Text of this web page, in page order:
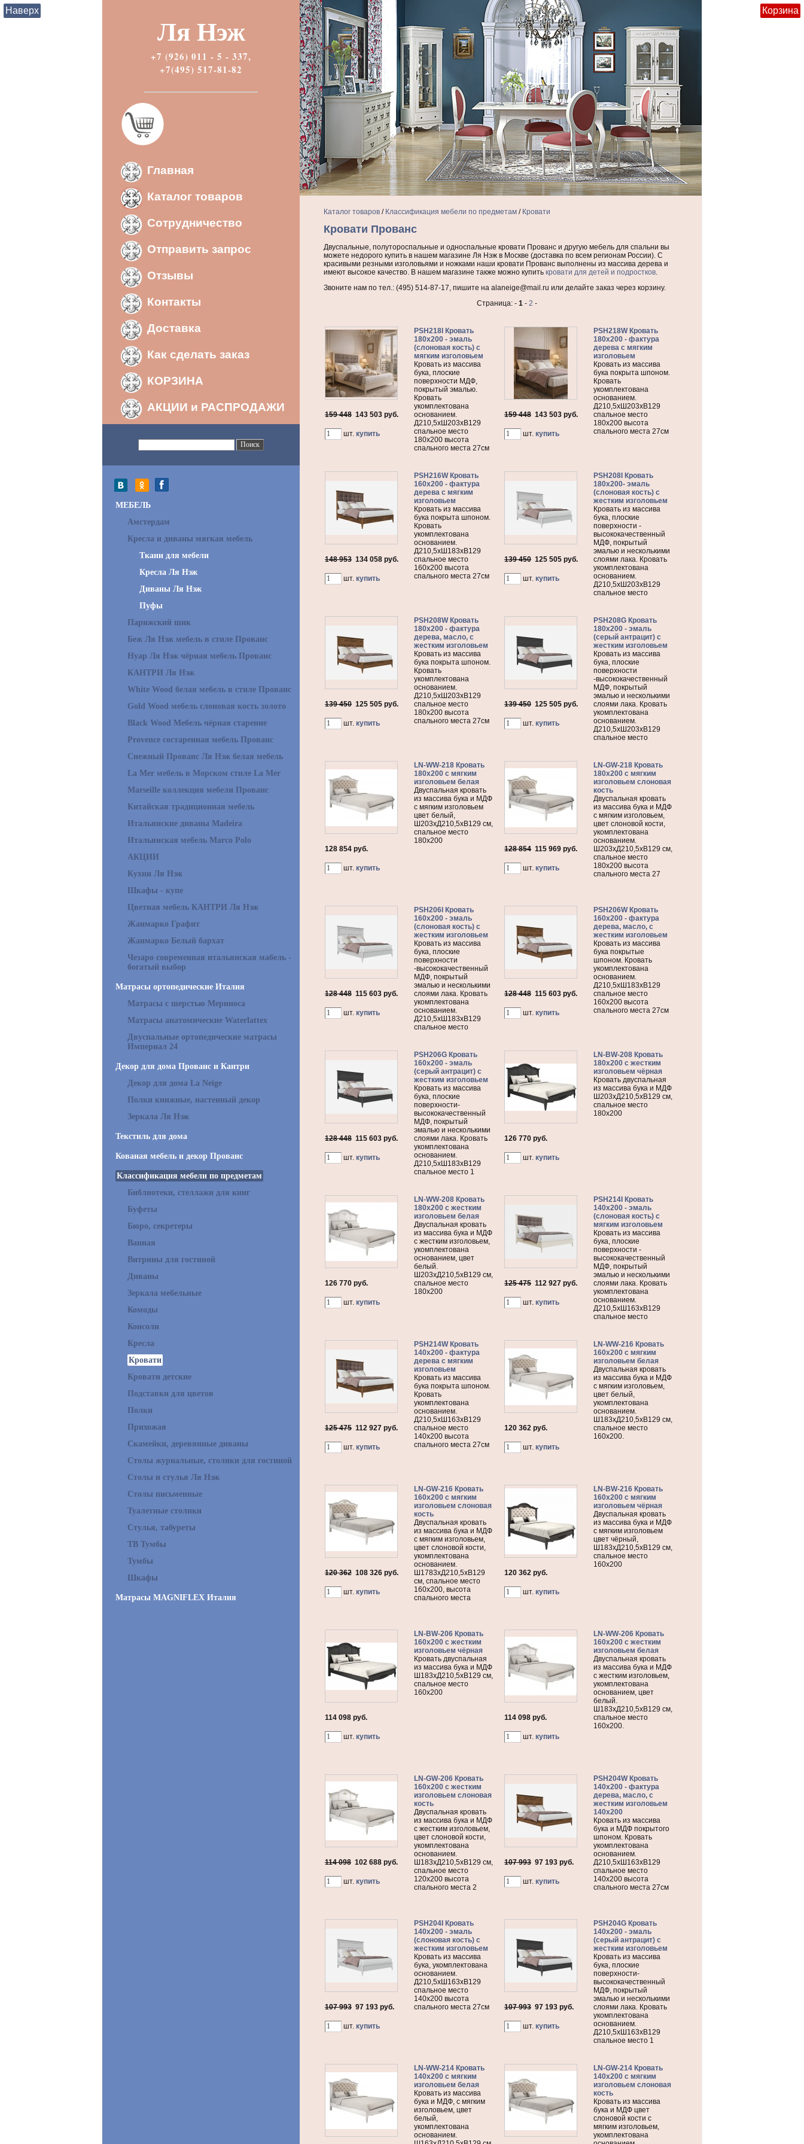
Ля Нэж
+7 (926) 011 - 5 - 337,
+7(495) 517-81-82
Главная
Каталог товаров
Сотрудничество
Отправить запрос
Отзывы
Контакты
Доставка
Как сделать заказ
КОРЗИНА
АКЦИИ и РАСПРОДАЖИ
МЕБЕЛЬ
Амстердам
Кресла и диваны мягкая мебель
Ткани для мебели
Кресла Ля Нэж
Диваны Ля Нэж
Пуфы
Парижский шик
Беж Ля Нэж мебель в стиле Прованс
Нуар Ля Нэж чёрная мебель Прованс
КАНТРИ Ля Нэж
White Wood белая мебель в стиле Прованс
Gold Wood мебель слоновая кость золото
Black Wood Мебель чёрная старение
Provence состаренная мебель Прованс
Снежный Прованс Ля Нэж белая мебель
La Mer мебель в Морском стиле La Mer
Marseille коллекция мебели Прованс
Китайская традиционная мебель
Итальянские диваны Madeira
Итальянская мебель Marco Polo
АКЦИИ
Кухни Ля Нэж
Шкафы - купе
Цветная мебель КАНТРИ Ля Нэж
Жанмарко Графит
Жанмарко Белый бархат
Чезаро современная итальянская мабель -
богатый выбор
Матрасы ортопедические Италия
Матрасы с шерстью Мериноса
Матрасы анатомические Waterlattex
Двуспальные ортопедические матрасы
Империал 24
Декор для дома Прованс и Кантри
Декор для дома La Neige
Полки книжные, настенный декор
Зеркала Ля Нэж
Текстиль для дома
Кованая мебель и декор Прованс
Классификация мебели по предметам
Библиотеки, стеллажи для книг
Буфеты
Бюро, секретеры
Ванная
Витрины для гостиной
Диваны
Зеркала мебельные
Комоды
Консоли
Кресла
Кровати
Кровати детские
Подставки для цветов
Полки
Прихожая
Скамейки, деревянные диваны
Столы журнальные, столики для гостиной
Столы и стулья Ля Нэж
Столы письменные
Туалетные столики
Стулья, табуреты
ТВ Тумбы
Тумбы
Шкафы
Матрасы MAGNIFLEX Италия
Каталог товаров / Классификация мебели по предметам / Кровати
Корзина
Кровати Прованс
Двуспальные, полутороспальные и односпальные кровати Прованс и другую мебель для спальни вы
можете недорого купить в нашем магазине Ля Нэж в Москве (доставка по всем регионам России). С
красивыми резными изголовьями и ножками наши кровати Прованс выполнены из массива дерева и
имеют высокое качество. В нашем магазине также можно купить кровати для детей и подростков.
Звоните нам по тел.: (495) 514-87-17, пишите на alaneige@mail.ru или делайте заказ через корзину.
Страница: - 1- 2 -
159 448 143 503 руб.
шт. купить
PSH218I Кровать
180х200 - эмаль
(слоновая кость) с
мягким изголовьем
Кровать из массива
бука, плоские
поверхности МДФ,
покрытый эмалью.
Кровать
укомплектована
основанием.
Д210,5хШ203хВ129
спальное место
180х200 высота
спального места 27см
159 448 143 503 руб.
шт. купить
PSH218W Кровать
180х200 - фактура
дерева с мягким
изголовьем
Кровать из массива
бука покрыта шпоном.
Кровать
укомплектована
основанием.
Д210,5хШ203хВ129
спальное место
180х200 высота
спального места 27см
148 953 134 058 руб.
шт. купить
PSH216W Кровать
160х200 - фактура
дерева с мягким
изголовьем
Кровать из массива
бука покрыта шпоном.
Кровать
укомплектована
основанием.
Д210,5хШ183хВ129
спальное место
160х200 высота
спального места 27см
139 450 125 505 руб.
шт. купить
PSH208I Кровать
180х200- эмаль
(слоновая кость) с
жестким изголовьем
Кровать из массива
бука, плоские
поверхности -
высококачественный
МДФ, покрытый
эмалью и несколькими
слоями лака. Кровать
укомплектована
основанием.
Д210,5хШ203хВ129
спальное место
139 450 125 505 руб.
шт. купить
PSH208W Кровать
180х200 - фактура
дерева, масло, с
жестким изголовьем
Кровать из массива
бука покрыта шпоном.
Кровать
укомплектована
основанием.
Д210,5хШ203хВ129
спальное место
180х200 высота
спального места 27см
139 450 125 505 руб.
шт. купить
PSH208G Кровать
180х200 - эмаль
(серый антрацит) с
жестким изголовьем
Кровать из массива
бука, плоские
поверхности
-высококачественный
МДФ, покрытый
эмалью и несколькими
слоями лака. Кровать
укомплектована
основанием.
Д210,5хШ203хВ129
спальное место
128 854 руб.
шт. купить
LN-WW-218 Кровать
180х200 с мягким
изголовьем белая
Двуспальная кровать
из массива бука и МДФ
с мягким изголовьем
цвет белый,
Ш203хД210,5хВ129 см,
спальное место
180х200
128 854 115 969 руб.
шт. купить
LN-GW-218 Кровать
180х200 с мягким
изголовьем слоновая
кость
Двуспальная кровать
из массива бука и МДФ
с мягким изголовьем,
цвет слоновой кости,
укомплектована
основанием.
Ш203хД210,5хВ129 см,
спальное место
180х200 высота
спального места 27
128 448 115 603 руб.
шт. купить
PSH206I Кровать
160х200 - эмаль
(слоновая кость) с
жестким изголовьем
Кровать из массива
бука, плоские
поверхности
-высококачественный
МДФ, покрытый
эмалью и несколькими
слоями лака. Кровать
укомплектована
основанием.
Д210,5хШ183хВ129
спальное место
128 448 115 603 руб.
шт. купить
PSH206W Кровать
160х200 - фактура
дерева, масло, с
жестким изголовьем
Кровать из массива
бука покрытые
шпоном. Кровать
укомплектована
основанием.
Д210,5хШ183хВ129
спальное место
160х200 высота
спального места 27см
128 448 115 603 руб.
шт. купить
PSH206G Кровать
160х200 - эмаль
(серый антрацит) с
жестким изголовьем
Кровать из массива
бука, плоские
поверхности-
высококачественный
МДФ, покрытый
эмалью и несколькими
слоями лака. Кровать
укомплектована
основанием.
Д210,5хШ183хВ129
спальное место 1
126 770 руб.
шт. купить
LN-BW-208 Кровать
180х200 с жестким
изголовьем чёрная
Кровать двуспальная
из массива бука и МДФ
Ш203хД210,5хВ129 см,
спальное место
180х200
126 770 руб.
шт. купить
LN-WW-208 Кровать
180х200 с жестким
изголовьем белая
Двуспальная кровать
из массива бука и МДФ
с жестким изголовьем,
укомплектована
основанием, цвет
белый.
Ш203хД210,5хВ129 см,
спальное место
180х200
125 475 112 927 руб.
шт. купить
PSH214I Кровать
140х200 - эмаль
(слоновая кость) с
мягким изголовьем
Кровать из массива
бука, плоские
поверхности -
высококачественный
МДФ, покрытый
эмалью и несколькими
слоями лака. Кровать
укомплектована
основанием.
Д210,5хШ163хВ129
спальное место
125 475 112 927 руб.
шт. купить
PSH214W Кровать
140х200 - фактура
дерева с мягким
изголовьем
Кровать из массива
бука покрыта шпоном.
Кровать
укомплектована
основанием.
Д210,5хШ163хВ129
спальное место
140х200 высота
спального места 27см
120 362 руб.
шт. купить
LN-WW-216 Кровать
160х200 с мягким
изголовьем белая
Двуспальная кровать
из массива бука и МДФ
с мягким изголовьем,
цвет белый,
укомплектована
основанием.
Ш183хД210,5хВ129 см,
спальное место
160х200.
120 362 108 326 руб.
шт. купить
LN-GW-216 Кровать
160х200 с мягким
изголовьем слоновая
кость
Двуспальная кровать
из массива бука и МДФ
с мягким изголовьем,
цвет слоновой кости,
укомплектована
основанием.
Ш1783хД210,5хВ129
см, спальное место
160х200, высота
спального места
120 362 руб.
шт. купить
LN-BW-216 Кровать
160х200 с мягким
изголовьем чёрная
Двуспальная кровать
из массива бука и МДФ
с мягким изголовьем
цвет чёрный,
Ш183хД210,5хВ129 см,
спальное место
160х200
114 098 руб.
шт. купить
LN-BW-206 Кровать
160х200 с жестким
изголовьем чёрная
Кровать двуспальная
из массива бука и МДФ
Ш183хД210,5хВ129 см,
спальное место
160х200
114 098 руб.
шт. купить
LN-WW-206 Кровать
160х200 с жестким
изголовьем белая
Двуспальная кровать
из массива бука и МДФ
с жестким изголовьем,
укомплектована
основанием, цвет
белый.
Ш183хД210,5хВ129 см,
спальное место
160х200.
114 098 102 688 руб.
шт. купить
LN-GW-206 Кровать
160х200 с жестким
изголовьем слоновая
кость
Двуспальная кровать
из массива бука и МДФ
с жестким изголовьем,
цвет слоновой кости,
укомплектована
основанием.
Ш183хД210,5хВ129 см,
спальное место
120х200 высота
спального места 2
107 993 97 193 руб.
шт. купить
PSH204W Кровать
140х200 - фактура
дерева, масло, с
жестким изголовьем
140х200
Кровать из массива
бука и МДФ покрытого
шпоном. Кровать
укомплектована
основанием.
Д210,5хШ163хВ129
спальное место
140х200 высота
спального места 27см
107 993 97 193 руб.
шт. купить
PSH204I Кровать
140х200 - эмаль
(слоновая кость) с
жестким изголовьем
Кровать из массива
бука, укомплектована
основанием.
Д210,5хШ163хВ129
спальное место
140х200 высота
спального места 27см
107 993 97 193 руб.
шт. купить
PSH204G Кровать
140х200 - эмаль
(серый антрацит) с
жестким изголовьем
Кровать из массива
бука, плоские
поверхности-
высококачественный
МДФ, покрытый
эмалью и несколькими
слоями лака. Кровать
укомплектована
основанием.
Д210,5хШ163хВ129
спальное место 1
LN-WW-214 Кровать
140х200 с мягким
изголовьем белая
Кровать из массива
бука и МДФ, с мягким
изголовьем, цвет
белый,
укомплектована
основанием.
LN-GW-214 Кровать
140х200 с мягким
изголовьем слоновая
кость
Кровать из массива
бука и МДФ цвет
слоновой кости с
мягким изголовьем,
укомплектована
Наверх